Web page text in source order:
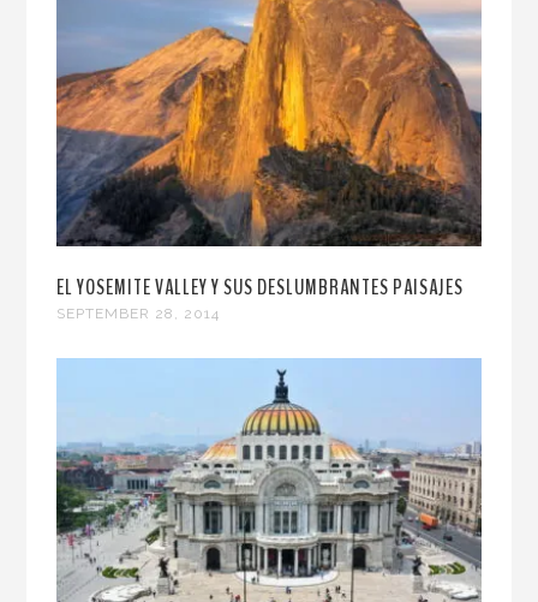
EL YOSEMITE VALLEY Y SUS DESLUMBRANTES PAISAJES
SEPTEMBER 28, 2014